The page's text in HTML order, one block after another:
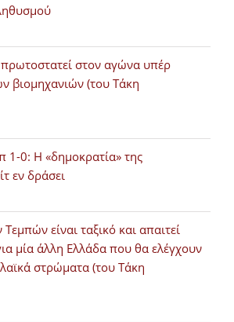
στον αγώνα υπέρ
βιομηχανιών (του Τάκη
1-0: Η «δημοκρατία» της
εν δράσει
είναι ταξικό και απαιτεί
μία άλλη Ελλάδα που θα ελέγχουν
στρώματα (του Τάκη